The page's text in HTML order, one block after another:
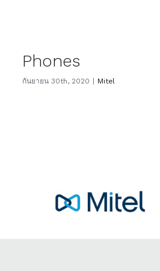
Phones
กันยายน 30th, 2020 | Mitel